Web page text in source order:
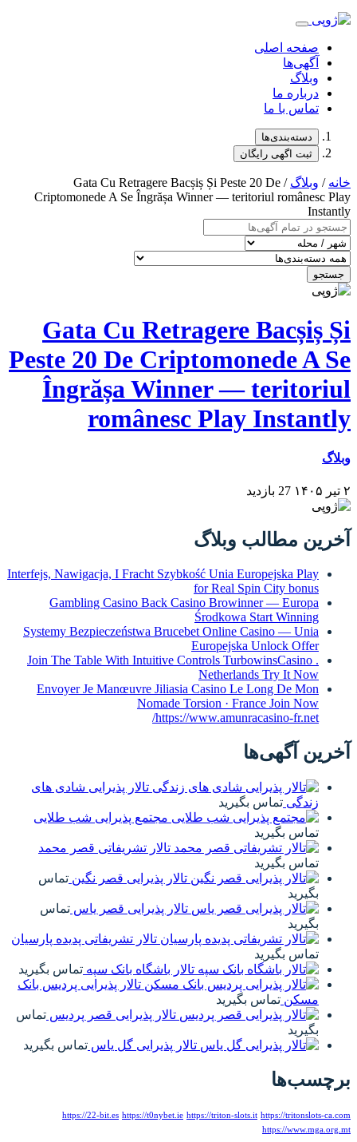
صفحه اصلی
آگهی‌ها
وبلاگ
درباره ما
تماس با ما
دسته‌بندی‌ها
ثبت اگهی رایگان
خانه / وبلاگ
/ Gata Cu Retragere Bacșiș Și Peste 20 De
Criptomonede A Se Îngrășa Winner — teritoriul românesc Play
Instantly
جستجو
Gata Cu Retragere Bacșiș Și
Peste 20 De Criptomonede A Se
Îngrășa Winner — teritoriul
românesc Play Instantly
وبلاگ
۲ تیر ۱۴۰۵ 27 بازدید
آخرین مطالب وبلاگ
Interfejs, Nawigacja, I Fracht Szybkość Unia Europejska Play
for Real Spin City bonus
Gambling Casino Back Casino Browinner — Europa
Środkowa Start Winning
Systemy Bezpieczeństwa Brucebet Online Casino — Unia
Europejska Unlock Offer
Join The Table With Intuitive Controls TurbowinsCasino .
Netherlands Try It Now
Envoyer Je Manœuvre Jiliasia Casino Le Long De Mon
Nomade Torsion · France Join Now
https://www.amunracasino-fr.net/
آخرین آگهی‌ها
تالار پذیرایی شادی های
زندگی تماس بگیرید
مجتمع پذیرایی شب طلایی
تماس بگیرید
تالار تشریفاتی قصر محمد
تماس بگیرید
تالار پذیرایی قصر نگین تماس
بگیرید
تالار پذیرایی قصر یاس تماس
بگیرید
تالار تشریفاتی پدیده پارسیان
تماس بگیرید
تالار باشگاه بانک سپه تماس بگیرید
تالار پذیرایی پردیس بانک
مسکن تماس بگیرید
تالار پذیرایی قصر پردیس تماس
بگیرید
تالار پذیرایی گل یاس تماس بگیرید
برچسب‌ها
https://22-bit.es https://t0nybet.ie https://triton-slots.it https://tritonslots-ca.com
https://www.mga.org.mt